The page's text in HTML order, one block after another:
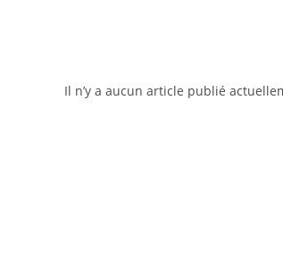
Il n’y a aucun article publié